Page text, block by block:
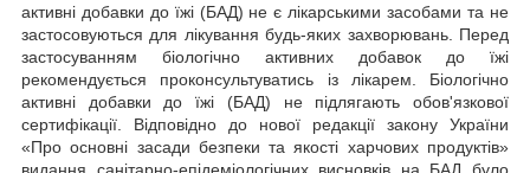
активні добавки до їжі (БАД) не є лікарськими засобами та не
застосовуються для лікування будь-яких захворювань. Перед
застосуванням біологічно активних добавок до їжі
рекомендується проконсультуватись із лікарем. Біологічно
активні добавки до їжі (БАД) не підлягають обов'язкової
сертифікації. Відповідно до нової редакції закону України
«Про основні засади безпеки та якості харчових продуктів»
видання санітарно-епідеміологічних висновків на БАД було